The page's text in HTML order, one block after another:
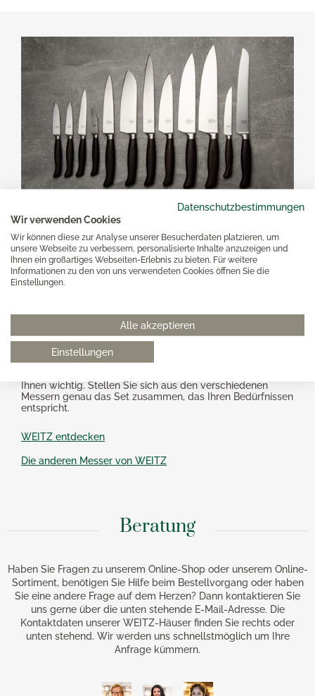
Datenschutzbestimmungen
Wir verwenden Cookies
Wir können diese zur Analyse unserer Besucherdaten platzieren, um
unsere Webseite zu verbessern, personalisierte Inhalte anzuzeigen und
Ihnen ein großartiges Webseiten-Erlebnis zu bieten. Für weitere
Informationen zu den von uns verwendeten Cookies öffnen Sie die
Einstellungen.
Alle akzeptieren
Einstellungen
Ergo-Line Räuchereiche
DDie WEITZ Küchenmesser-Kollektion Ergo-
Line Räuchereiche: Hochwertige Messer mit
Die edlen Küchenmesser der WEITZ Ergo-Line
Räuchereiche Kollektion beeindrucken nicht nur mit
hervorragenden Schneideigenschaften, sondern auch mit
angenehmen dunklen Holzgriffen. Ihr minimalistischer Look
Ihnen wichtig. Stellen Sie sich aus den verschiedenen
Messern genau das Set zusammen, das Ihren Bedürfnissen
entspricht.
WEITZ entdecken
Die anderen Messer von WEITZ
Beratung
Haben Sie Fragen zu unserem Online-Shop oder unserem Online-
Sortiment, benötigen Sie Hilfe beim Bestellvorgang oder haben
Sie eine andere Frage auf dem Herzen? Dann kontaktieren Sie
uns gerne über die unten stehende E-Mail-Adresse. Die
Kontaktdaten unserer WEITZ-Häuser finden Sie rechts oder
unten stehend. Wir werden uns schnellstmöglich um Ihre
Anfrage kümmern.